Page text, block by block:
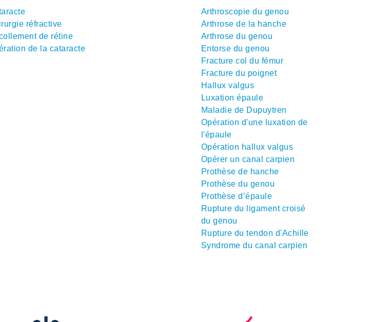
réfractive
de rétine
de la cataracte
Arthroscopie du genou
Arthrose de la hanche
Arthrose du genou
Entorse du genou
Fracture col du fémur
Fracture du poignet
Hallux valgus
Luxation épaule
Maladie de Dupuytren
Opération d'une luxation de
l'épaule
Opération hallux valgus
Opérer un canal carpien
Prothèse de hanche
Prothèse du genou
Prothèse d’épaule
Rupture du ligament croisé
du genou
Rupture du tendon d'Achille
Syndrome du canal carpien